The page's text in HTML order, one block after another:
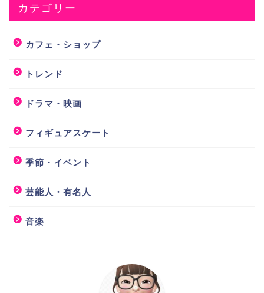
カテゴリー
カフェ・ショップ
トレンド
ドラマ・映画
フィギュアスケート
季節・イベント
芸能人・有名人
音楽